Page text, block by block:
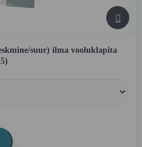

suur) ilma vooluklapita